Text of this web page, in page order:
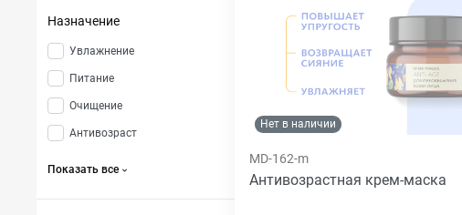
Назначение
Увлажнение
Питание
Очищение
Антивозраст
Показать все
Нет в наличии
MD-162-m
Антивозрастная крем-маска